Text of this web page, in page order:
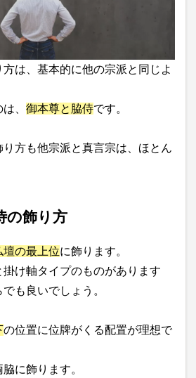
は、基本的に他の宗派と同じよ
、 御本尊と脇侍です。
方も他宗派と真言宗は、ほとん
の飾り方
壇の最上位に飾ります。
け軸タイプのものがあります
も良いでしょう。
の位置に位牌がくる配置が理想で
に飾ります。